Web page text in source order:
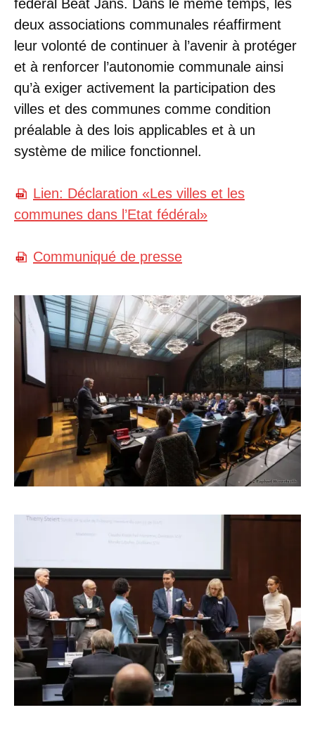
fédéral Beat Jans. Dans le même temps, les
deux associations communales réaffirment
leur volonté de continuer à l’avenir à protéger
et à renforcer l’autonomie communale ainsi
qu’à exiger activement la participation des
villes et des communes comme condition
préalable à des lois applicables et à un
système de milice fonctionnel.
Lien: Déclaration «Les villes et les
communes dans l’Etat fédéral»
Communiqué de presse